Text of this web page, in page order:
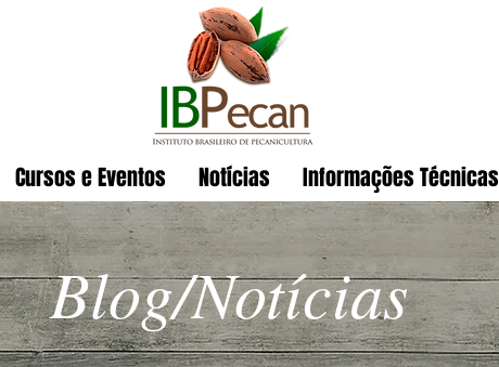
Cursos e Eventos Notícias Informações Técnicas
Blog/Notícias